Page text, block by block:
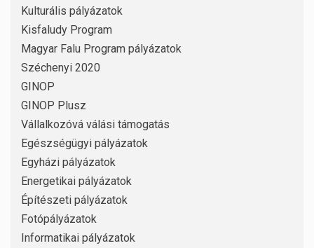
Kulturális pályázatok
Kisfaludy Program
Magyar Falu Program pályázatok
Széchenyi 2020
GINOP
GINOP Plusz
Vállalkozóvá válási támogatás
Egészségügyi pályázatok
Egyházi pályázatok
Energetikai pályázatok
Építészeti pályázatok
Fotópályázatok
Informatikai pályázatok